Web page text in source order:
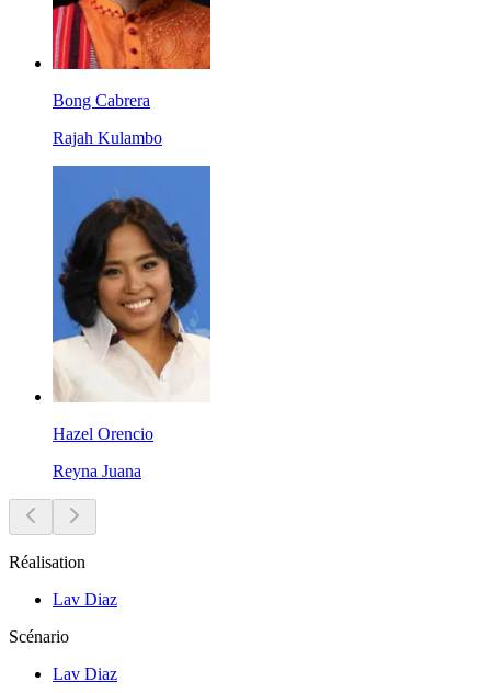
Bong Cabrera
Rajah Kulambo
Hazel Orencio
Reyna Juana
Réalisation
Lav Diaz
Scénario
Lav Diaz